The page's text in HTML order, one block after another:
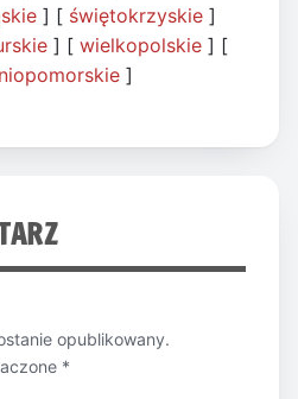
] [ świętokrzyskie]
] [ wielkopolskie] [
]
opublikowany.
*